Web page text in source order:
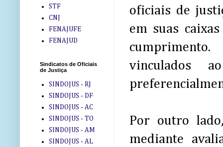
oficiais de
em suas
vinculados
Por outro
mediante
STF
CNJ
FENAJUFE
FENAJUD
Sindicatos de Oficiais
de Justiça
SINDOJUS - RJ
SINDOJUS - DF
SINDOJUS - AC
SINDOJUS - TO
SINDOJUS - AM
SINDOJUS - AL